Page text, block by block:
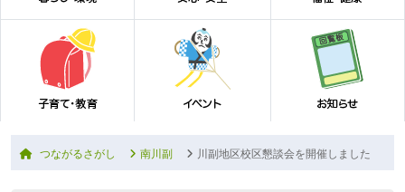
つながるさがし 南川副 川副地区校区懇談会を開催しました